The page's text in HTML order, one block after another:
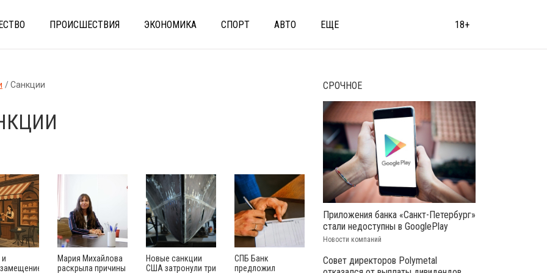
ПРОИСШЕСТВИЯ ЭКОНОМИКА СПОРТ АВТО ЕЩЕ 18+
Санкции
Мария Михайлова
раскрыла причины
Новые санкции
США затронули три
СПБ Банк
предложил
СРОЧНОЕ
Приложения банка «Санкт-Петербург»
стали недоступны в GooglePlay
Новости компаний
Совет директоров Polymetal